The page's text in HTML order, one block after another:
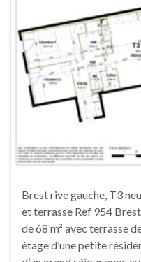
Brest rive gauche, T3
et terrasse Ref 954
de 68 m² avec terrasse
étage d’une petite